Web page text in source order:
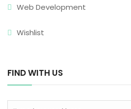
Web Development
Wishlist
FIND WITH US